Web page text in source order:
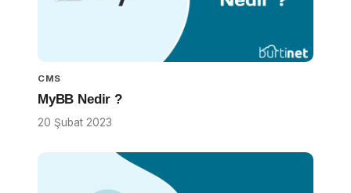
CMS
MyBB Nedir ?
20 Şubat 2023